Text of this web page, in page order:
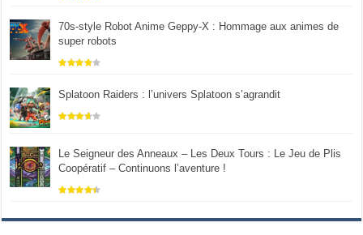
70s-style Robot Anime Geppy-X : Hommage aux animes de
super robots
Splatoon Raiders : l’univers Splatoon s’agrandit
Le Seigneur des Anneaux – Les Deux Tours : Le Jeu de Plis
Coopératif – Continuons l’aventure !